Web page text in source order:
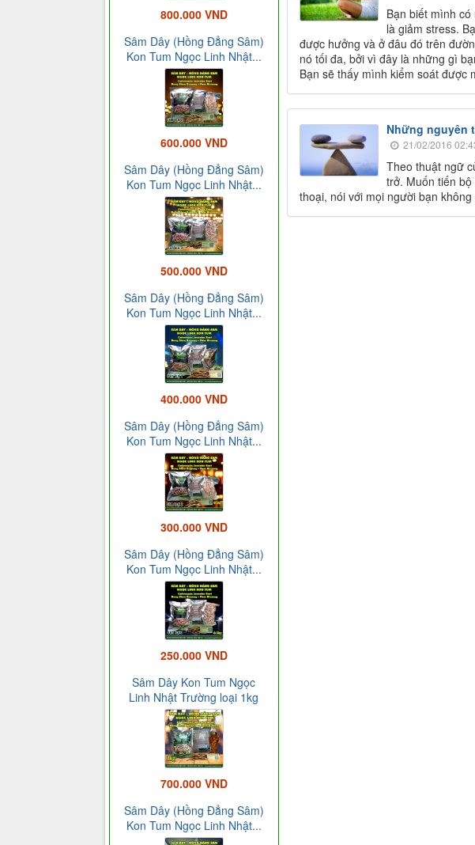
Bạn biết mình
là giảm stress.
được hưởng và ở đâu đó trên
nó tối đa, bởi vì đây là những gì
Bạn sẽ thấy mình kiểm soát được
Những nguyên
21/02/2016
Theo thuật ngữ
trở. Muốn tiến
thoại, nói với mọi người bạn
800.000 VND
Sâm Dây (Hồng Đẳng Sâm)
Kon Tum Ngọc Linh Nhật...
600.000 VND
Sâm Dây (Hồng Đẳng Sâm)
Kon Tum Ngọc Linh Nhật...
500.000 VND
Sâm Dây (Hồng Đẳng Sâm)
Kon Tum Ngọc Linh Nhật...
400.000 VND
Sâm Dây (Hồng Đẳng Sâm)
Kon Tum Ngọc Linh Nhật...
300.000 VND
Sâm Dây (Hồng Đẳng Sâm)
Kon Tum Ngọc Linh Nhật...
250.000 VND
Sâm Dây Kon Tum Ngọc
Linh Nhật Trường loại 1kg
700.000 VND
Sâm Dây (Hồng Đẳng Sâm)
Kon Tum Ngọc Linh Nhật...